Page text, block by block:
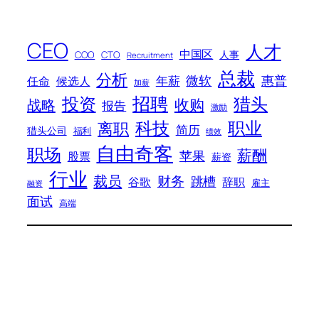
CEO COO CTO Recruitment 中国区 人事 人才
任命 候选人 分析 加薪 年薪 微软 总裁 惠普
战略 投资 报告 招聘 收购 激励 猎头
猎头公司 福利 离职 科技 简历 绩效 职业
职场 股票 自由奇客 苹果 薪资 薪酬
融资 行业 裁员 谷歌 财务 跳槽 辞职 雇主
面试 高端